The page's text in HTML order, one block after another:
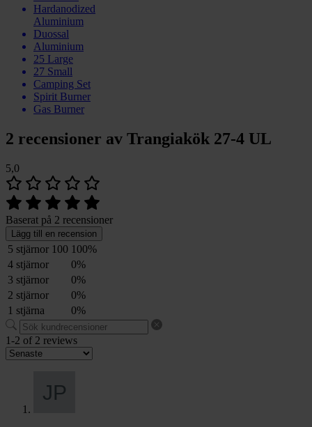
Hardanodized
Aluminium
Duossal
Aluminium
25 Large
27 Small
Camping Set
Spirit Burner
Gas Burner
2 recensioner av Trangiakök 27-4 UL
5,0
Baserat på 2 recensioner
Lägg till en recension
5 stjärnor 100 100%
4 stjärnor
0%
3 stjärnor
0%
2 stjärnor
0%
1 stjärna
0%
1-2 of 2 reviews